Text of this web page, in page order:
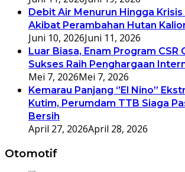
Debit Air Menurun Hingga Krisis
Akibat Perambahan Hutan
Juni 10, 2026Juni 11, 2026
Luar Biasa, Enam Program CSR
Sukses Raih Penghargaan
Mei 7, 2026Mei 7, 2026
Kemarau Panjang ‘’El Nino’’
Kutim, Perumdam TTB Siaga
Bersih
April 27, 2026April 28, 2026
Otomotif